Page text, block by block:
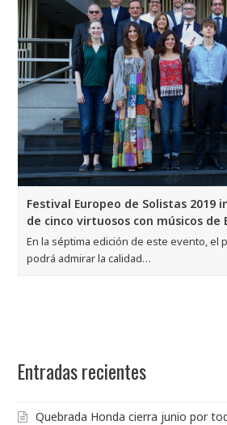
Festival Europeo de Solistas
de cinco virtuosos con músicos de
En la séptima edición de este evento, el
podrá admirar la calidad…
Entradas recientes
Quebrada Honda cierra junio por